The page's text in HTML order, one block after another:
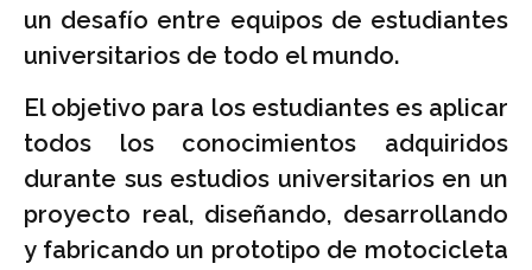
un desafío entre equipos de estudiantes
universitarios de todo el mundo.
El objetivo para los estudiantes es aplicar
todos los conocimientos adquiridos
durante sus estudios universitarios en un
proyecto real, diseñando, desarrollando
y fabricando un prototipo de motocicleta